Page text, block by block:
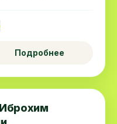
Подробнее